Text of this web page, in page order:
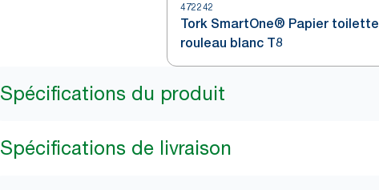
472242
Tork SmartOne® Papier toilette
rouleau blanc T8
Spécifications du produit
Spécifications de livraison